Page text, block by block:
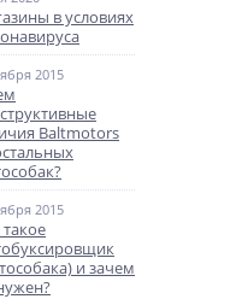
в условиях
2015
Baltmotors
2015
и зачем